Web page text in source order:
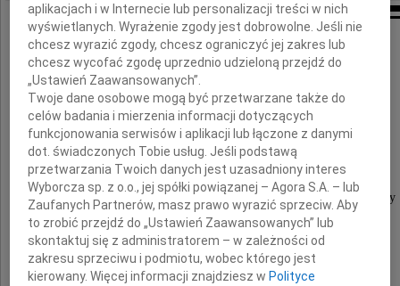
Drogiej Koleżance
Agnieszce Dwurzyńskiej
wyrazy głębokiego współczucia i słowa otuchy
z powodu odejścia
aplikacjach i w Internecie lub personalizacji treści w nich
wyświetlanych. Wyrażenie zgody jest dobrowolne. Jeśli nie
chcesz wyrazić zgody, chcesz ograniczyć jej zakres lub
chcesz wycofać zgodę uprzednio udzieloną przejdź do
„Ustawień Zaawansowanych”.
Twoje dane osobowe mogą być przetwarzane także do
celów badania i mierzenia informacji dotyczących
funkcjonowania serwisów i aplikacji lub łączone z danymi
dot. świadczonych Tobie usług. Jeśli podstawą
przetwarzania Twoich danych jest uzasadniony interes
Wyborcza sp. z o.o., jej spółki powiązanej – Agora S.A. – lub
Zaufanych Partnerów, masz prawo wyrazić sprzeciw. Aby
to zrobić przejdź do „Ustawień Zaawansowanych” lub
skontaktuj się z administratorem – w zależności od
zakresu sprzeciwu i podmiotu, wobec którego jest
kierowany. Więcej informacji znajdziesz w Polityce